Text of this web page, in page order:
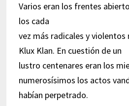
Varios eran los frentes
los cada
vez más radicales y violentos
Klux Klan. En cuestión de un
lustro centenares eran los
numerosísimos los actos
habían perpetrado.